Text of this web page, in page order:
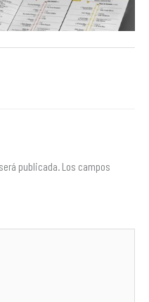
publicada. Los campos